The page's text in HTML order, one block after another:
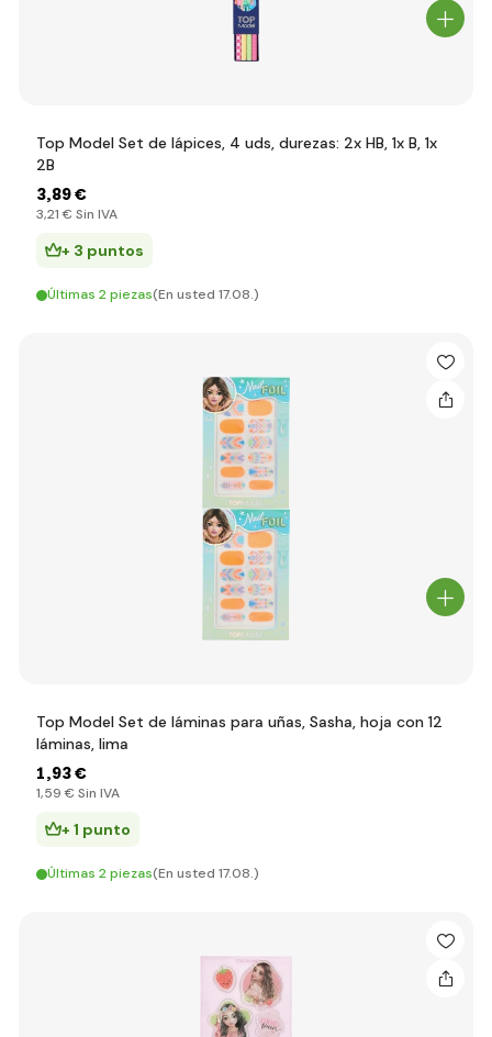
Top Model Set de lápices, 4 uds, durezas: 2x HB, 1x B, 1x
2B
3,89 €
3,21 € Sin IVA
+ 3 puntos
Últimas 2 piezas(En usted 17.08.)
Top Model Set de láminas para uñas, Sasha, hoja con 12
láminas, lima
1,93 €
1,59 € Sin IVA
+ 1 punto
Últimas 2 piezas(En usted 17.08.)